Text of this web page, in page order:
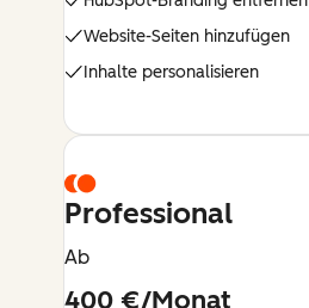
Website-Seiten hinzufügen
Inhalte personalisieren
Professional
Ab
400 €/Monat